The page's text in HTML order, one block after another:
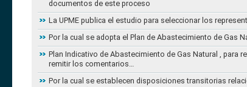
documentos de este proceso
La UPME publica el estudio para seleccionar los
Por la cual se adopta el Plan de Abastecimiento de Gas
Plan Indicativo de Abastecimiento de Gas Natural , para
remitir los comentarios…
Por la cual se establecen disposiciones transitorias